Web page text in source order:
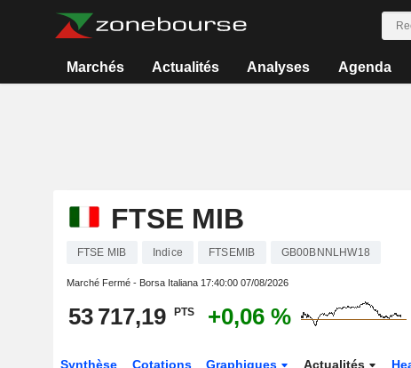
Marchés Actualités Analyses Agenda
FTSE MIB
FTSE MIB Indice FTSEMIB GB00BNNLHW18
Marché Fermé - Borsa Italiana 17:40:00 07/08/2026
53 717,19 PTS +0,06 %
Synthèse Cotations Graphiques Actualités